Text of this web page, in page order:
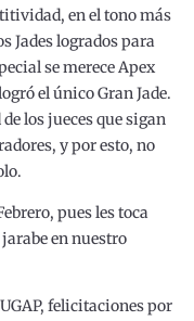
en el tono más
Jades logrados para
se merece Apex
el único Gran Jade.
los jueces que sigan
y por esto, no
pues les toca
en nuestro
felicitaciones por